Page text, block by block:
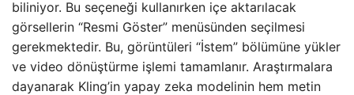
biliniyor. Bu seçeneği kullanırken içe aktarılacak
görsellerin “Resmi Göster” menüsünden seçilmesi
gerekmektedir. Bu, görüntüleri “İstem” bölümüne yükler
ve video dönüştürme işlemi tamamlanır. Araştırmalara
dayanarak Kling’in yapay zeka modelinin hem metin